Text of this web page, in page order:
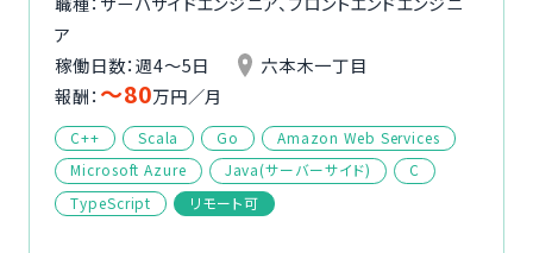
ご利用者様の声
ご利用の流れ
コーディネーター紹介
ア
稼働日数：週4〜5日
六本木一丁目
報酬： 〜80万円／月
C++ Scala Go
Amazon Web Services
Microsoft Azure
Java(サーバーサイド)
C
TypeScript
リモート可